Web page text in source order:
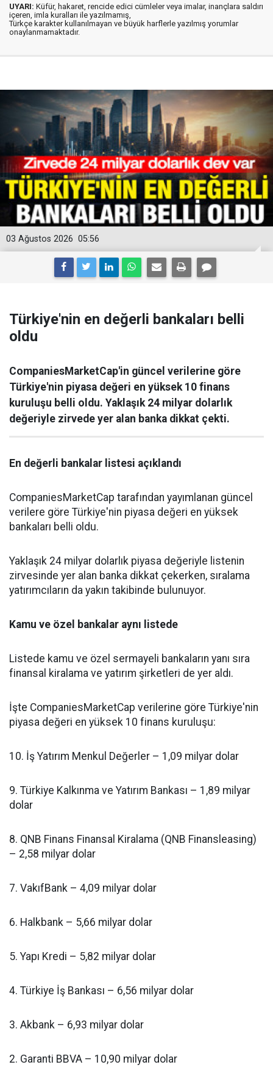
UYARI: Küfür, hakaret, rencide edici cümleler veya imalar, inançlara saldırı
içeren, imla kuralları ile yazılmamış,
Türkçe karakter kullanılmayan ve büyük harflerle yazılmış yorumlar
onaylanmamaktadır.
05:56
03 Ağustos 2026
Türkiye'nin en değerli bankaları belli
oldu
CompaniesMarketCap'in güncel verilerine göre
Türkiye'nin piyasa değeri en yüksek 10 finans
kuruluşu belli oldu. Yaklaşık 24 milyar dolarlık
değeriyle zirvede yer alan banka dikkat çekti.
En değerli bankalar listesi açıklandı
CompaniesMarketCap tarafından yayımlanan güncel
verilere göre Türkiye'nin piyasa değeri en yüksek
bankaları belli oldu.
Yaklaşık 24 milyar dolarlık piyasa değeriyle listenin
zirvesinde yer alan banka dikkat çekerken, sıralama
yatırımcıların da yakın takibinde bulunuyor.
Kamu ve özel bankalar aynı listede
Listede kamu ve özel sermayeli bankaların yanı sıra
finansal kiralama ve yatırım şirketleri de yer aldı.
İşte CompaniesMarketCap verilerine göre Türkiye'nin
piyasa değeri en yüksek 10 finans kuruluşu:
10. İş Yatırım Menkul Değerler – 1,09 milyar dolar
9. Türkiye Kalkınma ve Yatırım Bankası – 1,89 milyar
dolar
8. QNB Finans Finansal Kiralama (QNB Finansleasing)
– 2,58 milyar dolar
7. VakıfBank – 4,09 milyar dolar
6. Halkbank – 5,66 milyar dolar
5. Yapı Kredi – 5,82 milyar dolar
4. Türkiye İş Bankası – 6,56 milyar dolar
3. Akbank – 6,93 milyar dolar
2. Garanti BBVA – 10,90 milyar dolar